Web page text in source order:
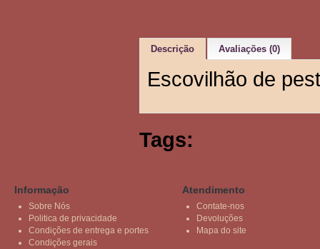
Descrição Avaliações (0)
Escovilhão de
Tags:
Informação
Sobre Nós
Politica de privacidade
Condições de entrega e portes
Condições gerais
Atendimento
Contate-nos
Devoluções
Mapa do site